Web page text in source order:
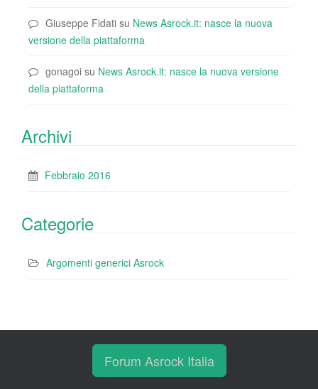
Giuseppe Fidati su News Asrock.it: nasce la nuova
versione della piattaforma
gonagoi su News Asrock.it: nasce la nuova versione
della piattaforma
Archivi
Febbraio 2016
Categorie
Argomenti generici Asrock
Forum Asrock Italia